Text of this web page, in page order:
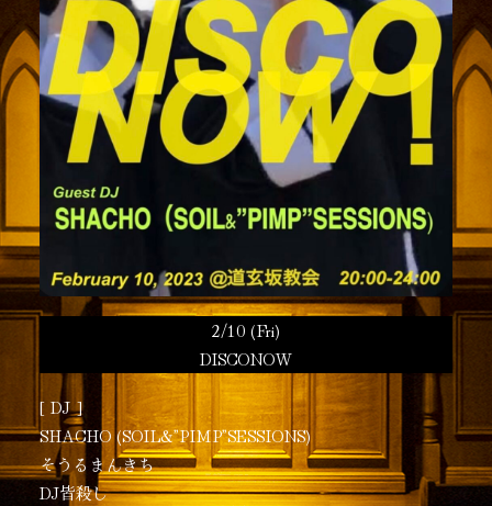
2/10 (Fri)
DISCONOW
[ DJ ]
SHACHO (SOIL&”PIMP”SESSIONS)
そうるまんきち
DJ皆殺し